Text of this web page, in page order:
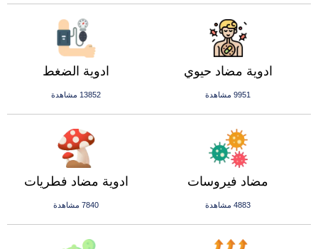
ادوية الضغط
13852 مشاهدة
ادوية مضاد حيوي
9951 مشاهدة
ادوية مضاد فطريات
7840 مشاهدة
مضاد فيروسات
4883 مشاهدة